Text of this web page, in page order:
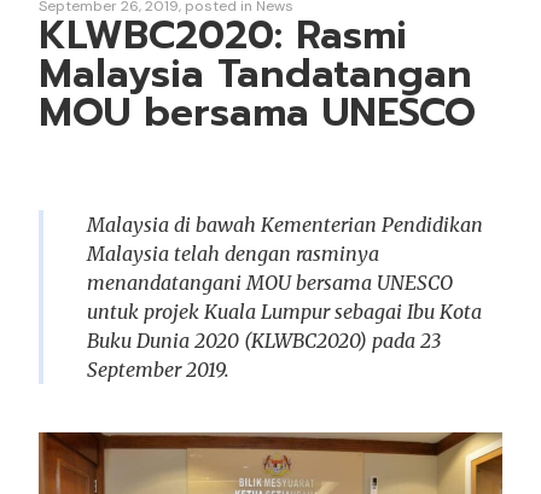
KLWBC2020: Rasmi
Malaysia Tandatangan
MOU bersama UNESCO
September 26, 2019 posted in News
Malaysia di bawah Kementerian Pendidikan
Malaysia telah dengan rasminya
menandatangani MOU bersama UNESCO
untuk projek Kuala Lumpur sebagai Ibu Kota
Buku Dunia 2020 (KLWBC2020) pada 23
September 2019.